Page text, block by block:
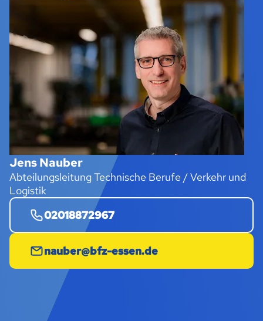
Jens Nauber
Abteilungsleitung Technische Berufe / Verkehr und
Logistik
02018872967
nauber@bfz-essen.de